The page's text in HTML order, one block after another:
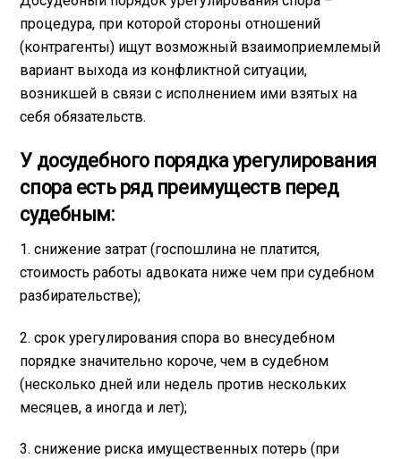
процедура, при которой стороны отношений
(контрагенты) ищут возможный взаимоприемлемый
вариант выхода из конфликтной ситуации,
возникшей в связи с исполнением ими взятых на
себя обязательств.
У досудебного порядка урегулирования
спора есть ряд преимуществ перед
судебным:
1. снижение затрат (госпошлина не платится,
стоимость работы адвоката ниже чем при судебном
разбирательстве);
2. срок урегулирования спора во внесудебном
порядке значительно короче, чем в судебном
(несколько дней или недель против нескольких
месяцев, а иногда и лет);
3. снижение риска имущественных потерь (при